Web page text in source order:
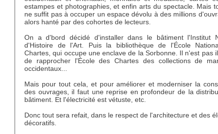
estampes et photographies, et enfin arts du spectacle. Mais
ne suffit pas à occuper un espace dévolu à des millions
alors hanté par des cohortes de lecteurs.
On a d'bord décidé d'installer dans le bâtiment l'Institut
d'Histoire de l'Art. Puis la bibliothèque de l'École
Chartes, qui occupe une enclave de la Sorbonne. Il n'est pas
de rapprocher l'École des Chartes des collections de
occidentaux...
Mais pour tout cela, et pour améliorer et moderniser la
des ouvrages, il faut une reprise en profondeur de la
bâtiment. Et l'électricité est vétuste, etc.
Donc tout sera refait, dans le respect de l'architecture et des
décoratifs.